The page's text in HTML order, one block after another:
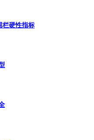
栏硬性指标